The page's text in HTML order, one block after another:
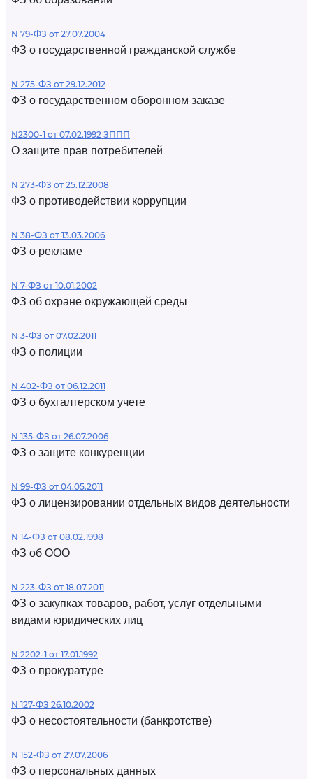
N 79-ФЗ от 27.07.2004
ФЗ о государственной гражданской службе
N 275-ФЗ от 29.12.2012
ФЗ о государственном оборонном заказе
N2300-1 от 07.02.1992 ЗППП
О защите прав потребителей
N 273-ФЗ от 25.12.2008
ФЗ о противодействии коррупции
N 38-ФЗ от 13.03.2006
ФЗ о рекламе
N 7-ФЗ от 10.01.2002
ФЗ об охране окружающей среды
N 3-ФЗ от 07.02.2011
ФЗ о полиции
N 402-ФЗ от 06.12.2011
ФЗ о бухгалтерском учете
N 135-ФЗ от 26.07.2006
ФЗ о защите конкуренции
N 99-ФЗ от 04.05.2011
ФЗ о лицензировании отдельных видов деятельности
N 14-ФЗ от 08.02.1998
ФЗ об ООО
N 223-ФЗ от 18.07.2011
ФЗ о закупках товаров, работ, услуг отдельными
видами юридических лиц
N 2202-1 от 17.01.1992
ФЗ о прокуратуре
N 127-ФЗ 26.10.2002
ФЗ о несостоятельности (банкротстве)
N 152-ФЗ от 27.07.2006
ФЗ о персональных данных